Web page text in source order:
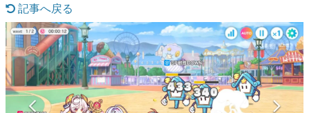
具体的な形から解き明かしていく、硬派で骨太な評論連載
です。
ゲームが変えた日本語
「経験値」「裏技」「ラスボス」… ゲームにまつわる言葉
の起源や用法の変遷を、コンピューター文化史研究家・タ
イニーP氏が徹底調査。
記事へ戻る